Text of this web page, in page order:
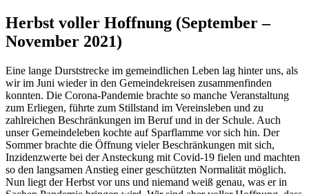
Herbst voller Hoffnung (September –
November 2021)
Eine lange Durststrecke im gemeindlichen Leben lag hinter uns, als
wir im Juni wieder in den Gemeindekreisen zusammenfinden
konnten. Die Corona-Pandemie brachte so manche Veranstaltung
zum Erliegen, führte zum Stillstand im Vereinsleben und zu
zahlreichen Beschränkungen im Beruf und in der Schule. Auch
unser Gemeindeleben kochte auf Sparflamme vor sich hin. Der
Sommer brachte die Öffnung vieler Beschränkungen mit sich,
Inzidenzwerte bei der Ansteckung mit Covid-19 fielen und machten
so den langsamen Anstieg einer geschützten Normalität möglich.
Nun liegt der Herbst vor uns und niemand weiß genau, was er in